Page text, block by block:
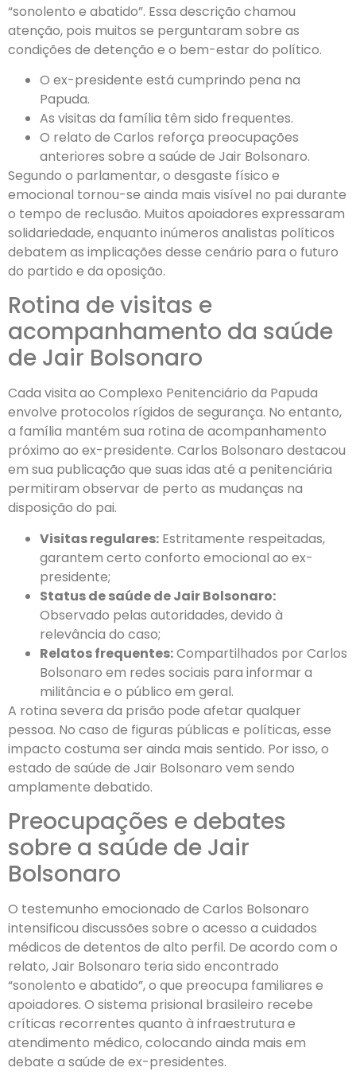
“sonolento e abatido”. Essa descrição chamou
atenção, pois muitos se perguntaram sobre as
condições de detenção e o bem-estar do político.
O ex-presidente está cumprindo pena na
Papuda.
As visitas da família têm sido frequentes.
O relato de Carlos reforça preocupações
anteriores sobre a saúde de Jair Bolsonaro.
Segundo o parlamentar, o desgaste físico e
emocional tornou-se ainda mais visível no pai durante
o tempo de reclusão. Muitos apoiadores expressaram
solidariedade, enquanto inúmeros analistas políticos
debatem as implicações desse cenário para o futuro
do partido e da oposição.
Rotina de visitas e
acompanhamento da saúde
de Jair Bolsonaro
Cada visita ao Complexo Penitenciário da Papuda
envolve protocolos rígidos de segurança. No entanto,
a família mantém sua rotina de acompanhamento
próximo ao ex-presidente. Carlos Bolsonaro destacou
em sua publicação que suas idas até a penitenciária
permitiram observar de perto as mudanças na
disposição do pai.
Visitas regulares: Estritamente respeitadas,
garantem certo conforto emocional ao ex-
presidente;
Status de saúde de Jair Bolsonaro:
Observado pelas autoridades, devido à
relevância do caso;
Relatos frequentes:Compartilhados por Carlos
Bolsonaro em redes sociais para informar a
militância e o público em geral.
A rotina severa da prisão pode afetar qualquer
pessoa. No caso de figuras públicas e políticas, esse
impacto costuma ser ainda mais sentido. Por isso, o
estado de saúde de Jair Bolsonaro vem sendo
amplamente debatido.
Preocupações e debates
sobre a saúde de Jair
Bolsonaro
O testemunho emocionado de Carlos Bolsonaro
intensificou discussões sobre o acesso a cuidados
médicos de detentos de alto perfil. De acordo com o
relato, Jair Bolsonaro teria sido encontrado
“sonolento e abatido”, o que preocupa familiares e
apoiadores. O sistema prisional brasileiro recebe
críticas recorrentes quanto à infraestrutura e
atendimento médico, colocando ainda mais em
debate a saúde de ex-presidentes.